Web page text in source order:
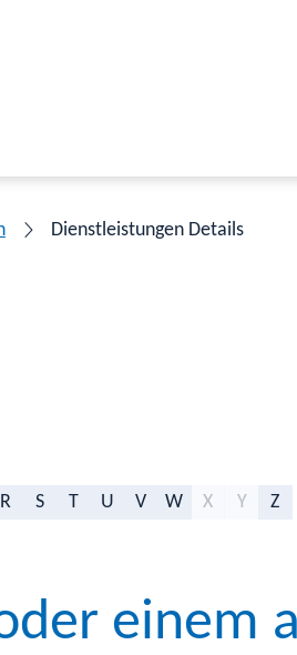
Dienstleistungen Details
R S T U V W X Y Z
einem